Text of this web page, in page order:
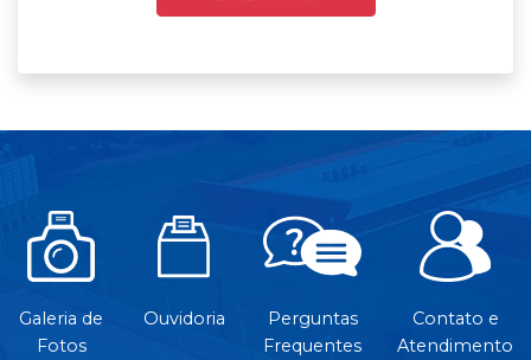
Galeria de
Fotos
Ouvidoria
Perguntas
Frequentes
Contato e
Atendimento